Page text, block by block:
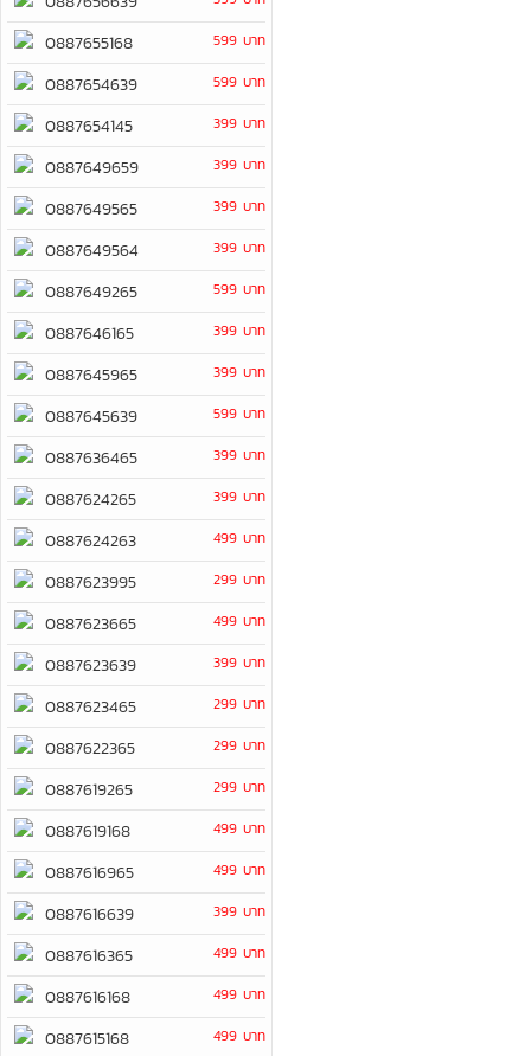
0887655168 599 บาท
0887654639 599 บาท
0887654145 399 บาท
0887649659 399 บาท
0887649565 399 บาท
0887649564 399 บาท
0887649265 599 บาท
0887646165 399 บาท
0887645965 399 บาท
0887645639 599 บาท
0887636465 399 บาท
0887624265 399 บาท
0887624263 499 บาท
0887623995 299 บาท
0887623665 499 บาท
0887623639 399 บาท
0887623465 299 บาท
0887622365 299 บาท
0887619265 299 บาท
0887619168 499 บาท
0887616965 499 บาท
0887616639 399 บาท
0887616365 499 บาท
0887616168 499 บาท
0887615168 499 บาท